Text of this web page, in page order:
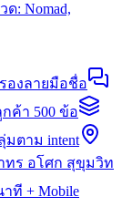
ด: Nomad,
องลายมือชื่อ
ค้า 500 ข้อ
มตาม intent
ทร อโศก สุขุมวิท
ที + Mobile